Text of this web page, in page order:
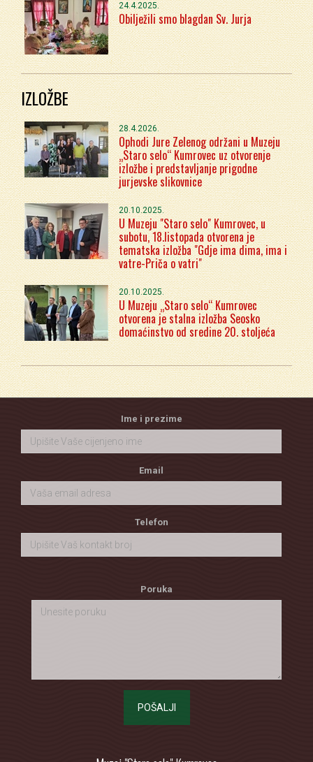
24.4.2025.
Obilježili smo blagdan Sv. Jurja
IZLOŽBE
28.4.2026.
Ophodi Jure Zelenog održani u Muzeju
„Staro selo“ Kumrovec uz otvorenje
izložbe i predstavljanje prigodne
jurjevske slikovnice
20.10.2025.
U Muzeju "Staro selo" Kumrovec, u
subotu, 18.listopada otvorena je
tematska izložba "Gdje ima dima, ima i
vatre-Priča o vatri"
20.10.2025.
U Muzeju „Staro selo“ Kumrovec
otvorena je stalna izložba Seosko
domaćinstvo od sredine 20. stoljeća
Ime i prezime
Email
Telefon
Poruka
POŠALJI